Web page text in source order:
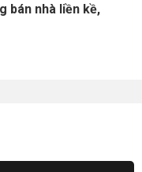
bán nhà liền kề,